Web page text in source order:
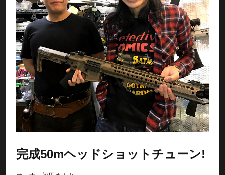
完成50mヘッドショットチューン!